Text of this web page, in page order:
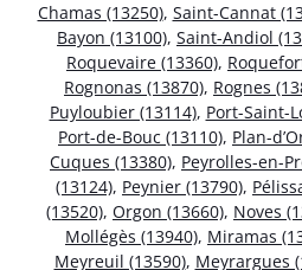
Chamas (13250), Saint-Cannat
Bayon (13100), Saint-Andiol
Roquevaire (13360),
Rognonas (13870), Rognes
Puyloubier (13114), Port-Saint-
Port-de-Bouc (13110), Plan-
Cuques (13380), Peyrolles-en-
(13124), Peynier (13790),
(13520), Orgon (13660), Noves
Mollégès (13940), Miramas
Meyreuil (13590), Meyrargues